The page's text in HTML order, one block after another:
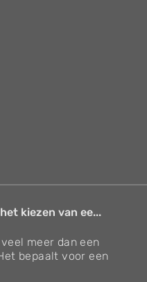
kiezen van ee...
meer dan een
bepaalt voor een